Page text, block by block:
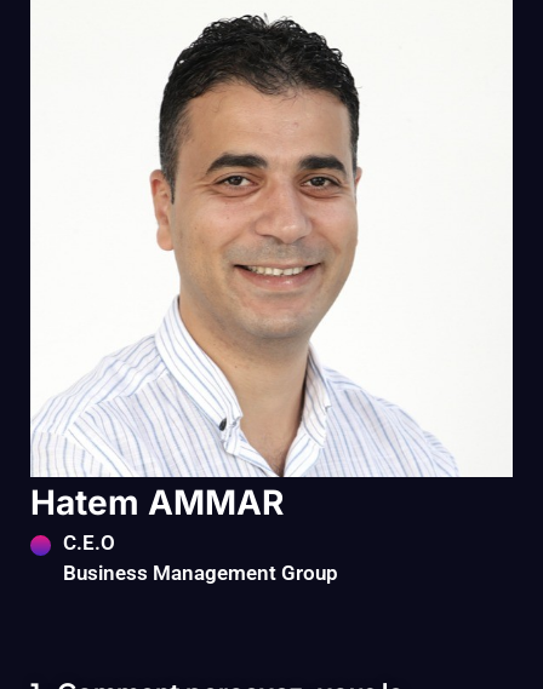
Hatem AMMAR
C.E.O
Business Management Group